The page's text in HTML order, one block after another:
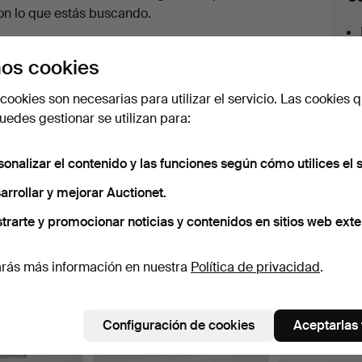
lo que estás buscando.
tan pronto como dispongamos del lote.
archivo que coinciden con tu
cookies
son necesarias para utilizar el servicio. Las cookies
gestionar se utilizan para:
el contenido y las funciones según cómo utilices el
y mejorar Auctionet.
y promocionar noticias y contenidos en sitios web
más información en nuestra Política de privacidad.
Configuración de cookies Aceptarlas